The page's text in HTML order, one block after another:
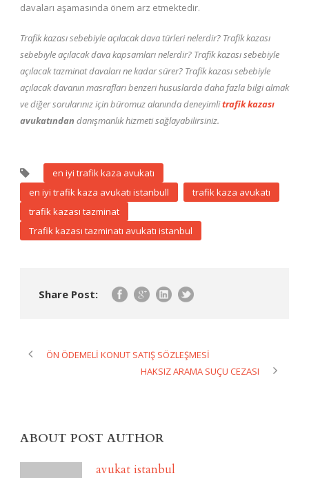
davaları aşamasında önem arz etmektedir.
Trafik kazası sebebiyle açılacak dava türleri nelerdir? Trafik kazası
sebebiyle açılacak dava kapsamları nelerdir? Trafik kazası sebebiyle
açılacak tazminat davaları ne kadar sürer? Trafik kazası sebebiyle
açılacak davanın masrafları benzeri hususlarda daha fazla bilgi almak
ve diğer sorularınız için büromuz alanında deneyimlitrafik kazası
avukatından danışmanlık hizmeti sağlayabilirsiniz.
en iyi trafik kaza avukatı
en iyi trafik kaza avukatı istanbull
trafik kaza avukatı
trafik kazası tazminat
Trafik kazası tazminatı avukatı istanbul
Share Post:
ÖN ÖDEMELİ KONUT SATIŞ SÖZLEŞMESİ
HAKSIZ ARAMA SUÇU CEZASI
ABOUT POST AUTHOR
avukat istanbul